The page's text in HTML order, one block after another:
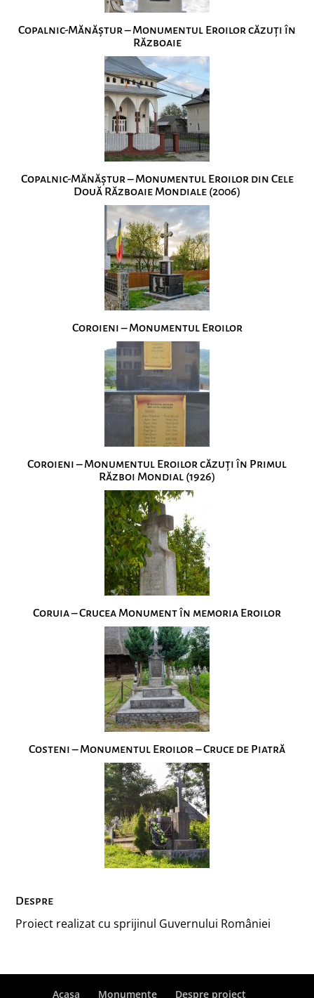
Copalnic-Mănăștur – Monumentul Eroilor căzuți în
Războaie
Copalnic-Mănăștur – Monumentul Eroilor din Cele
Două Războaie Mondiale (2006)
Coroieni – Monumentul Eroilor
Coroieni – Monumentul Eroilor căzuţi în Primul
Război Mondial (1926)
Coruia – Crucea Monument în memoria Eroilor
Costeni – Monumentul Eroilor – Cruce de Piatră
Despre
Proiect realizat cu sprijinul Guvernului României
Acasa Monumente Despre proiect